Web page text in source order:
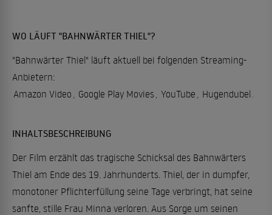
WO LÄUFT "BAHNWÄRTER THIEL"?
"Bahnwärter Thiel" läuft aktuell bei folgenden Streaming-
Anbietern:
Amazon Video , Google Play Movies, YouTube , Hugendubel .
INHALTSBESCHREIBUNG
Der Film erzählt das tragische Schicksal des Bahnwärters
Thiel am Ende des 19. Jahrhunderts. Thiel, der in dumpfer,
monotoner Pflichterfüllung seine Tage verbringt, hat seine
sanfte, stille Frau Minna verloren. Aus Sorge um seinen